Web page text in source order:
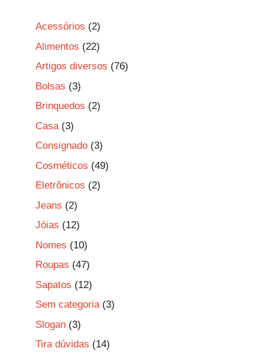
Acessórios (2)
Alimentos (22)
Artigos diversos (76)
Bolsas (3)
Brinquedos (2)
Casa (3)
Consignado (3)
Cosméticos (49)
Eletrônicos (2)
Jeans (2)
Jóias (12)
Nomes (10)
Roupas (47)
Sapatos (12)
Sem categoria(3)
Slogan (3)
Tira dúvidas (14)